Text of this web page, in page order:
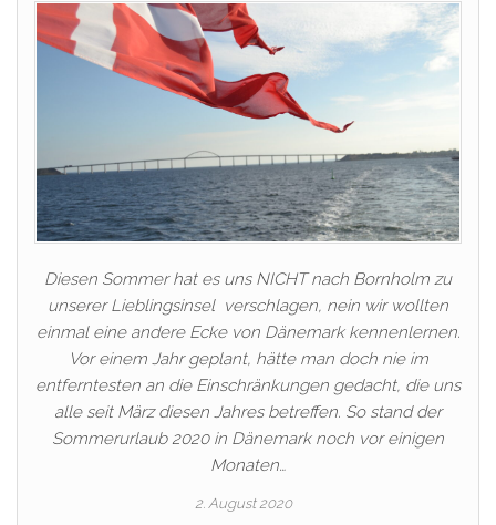
Diesen Sommer hat es uns NICHT nach Bornholm zu
unserer Lieblingsinsel verschlagen, nein wir wollten
einmal eine andere Ecke von Dänemark kennenlernen.
Vor einem Jahr geplant, hätte man doch nie im
entferntesten an die Einschränkungen gedacht, die uns
alle seit März diesen Jahres betreffen. So stand der
Sommerurlaub 2020 in Dänemark noch vor einigen
Monaten…
2. August 2020